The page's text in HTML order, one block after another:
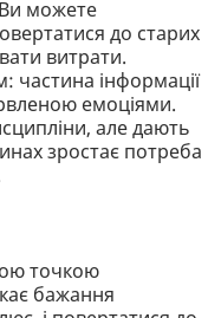
Ви можете
до старих
витрати.
частина інформації
емоціями.
але дають
зростає потреба
точкою
бажання